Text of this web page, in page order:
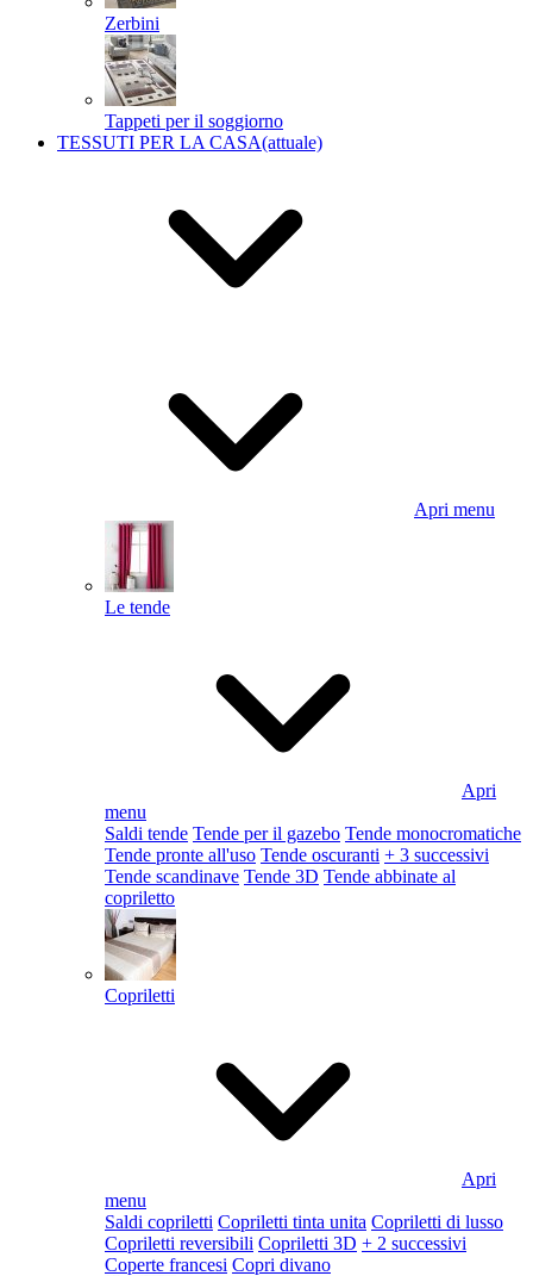
Zerbini
Tappeti per il soggiorno
TESSUTI PER LA CASA(attuale)
Apri menu
Le tende
Apri
menu
Saldi tende Tende per il gazebo Tende monocromatiche
Tende pronte all'uso Tende oscuranti + 3 successivi
Tende scandinave Tende 3D Tende abbinate al
copriletto
Copriletti
Apri
menu
Saldi copriletti Copriletti tinta unita Copriletti di lusso
Copriletti reversibili Copriletti 3D + 2 successivi
Coperte francesi Copri divano